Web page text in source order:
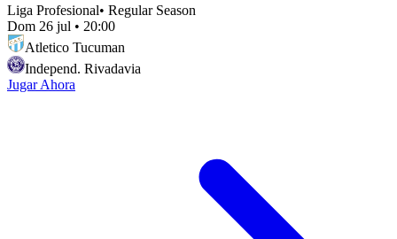
Liga Profesional• Regular Season
Dom 26 jul • 20:00
Atletico Tucuman
Independ. Rivadavia
Jugar Ahora